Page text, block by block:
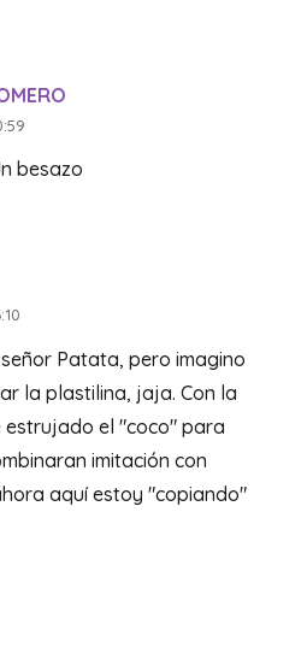
besazo
Patata, pero imagino
la plastilina, jaja. Con la
estrujado el "coco" para
imitación con
aquí estoy "copiando"